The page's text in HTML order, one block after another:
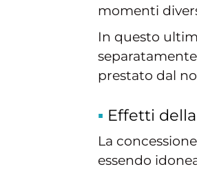
momenti
In questo
prestato dal
Effetti
La
essendo